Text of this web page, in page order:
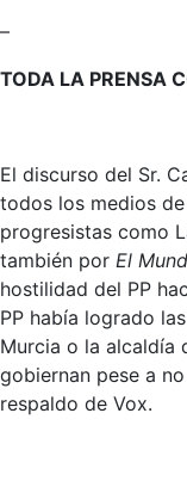
–
TODA LA PRENSA
El discurso del Sr.
todos los medios
progresistas como
también por El
hostilidad del PP
PP había logrado
Murcia o la alcaldía
gobiernan pese a
respaldo de Vox.